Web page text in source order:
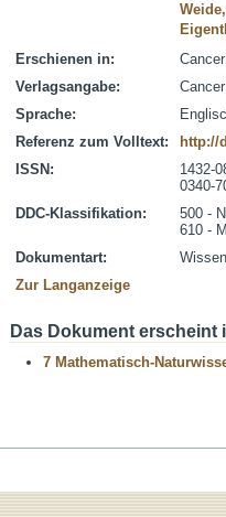
Erschienen in:
Verlagsangabe:
Sprache:
Referenz zum Volltext:
http://
ISSN:
1432-
0340-
DDC-Klassifikation:
500 -
610 -
Dokumentart:
Zur Langanzeige
Das Dokument erscheint
7 Mathematisch-